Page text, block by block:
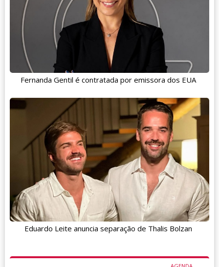
Fernanda Gentil é contratada por emissora dos EUA
Eduardo Leite anuncia separação de Thalis Bolzan